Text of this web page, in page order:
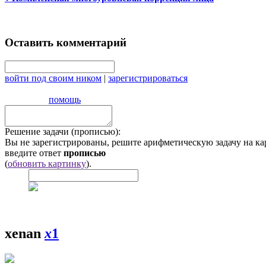
Оставить комментарий
войти под своим ником | зарегистрироваться
помощь
Решение задачи (прописью):
Вы не зарегистрированы, решите арифметическую задачу на
введите ответ прописью
(обновить картинку).
xenanx1